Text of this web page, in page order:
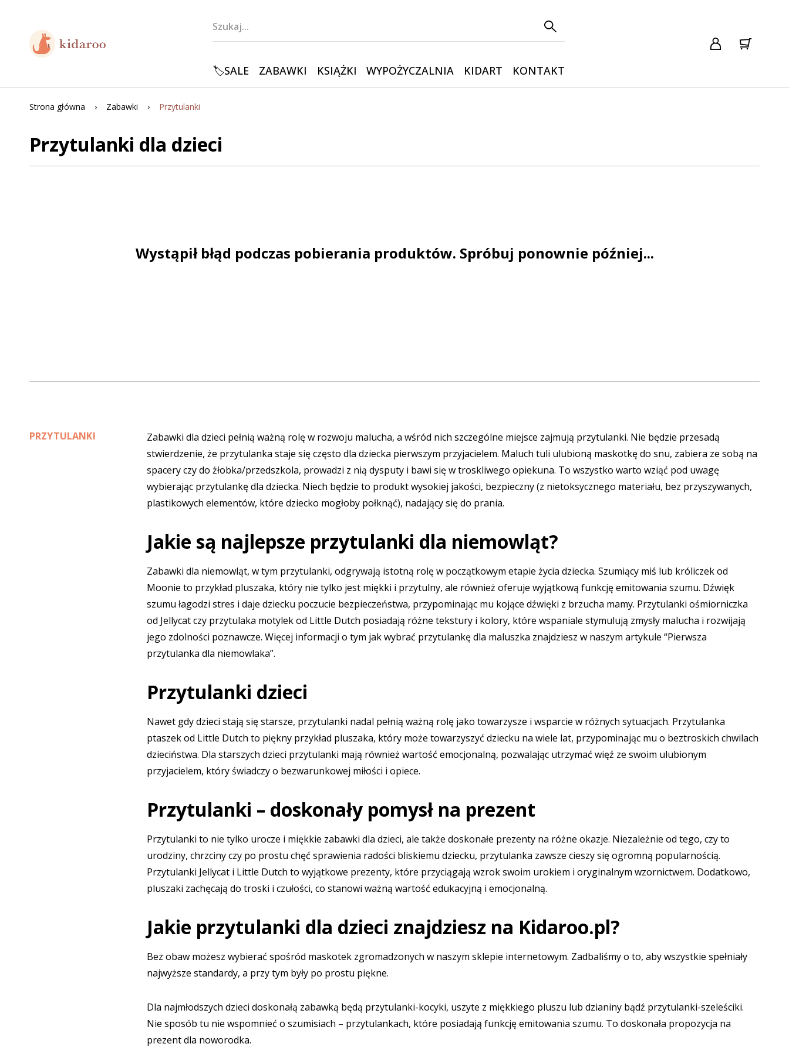
🏷️SALE ZABAWKI KSIĄŻKI WYPOŻYCZALNIA KIDART KONTAKT
Strona główna Zabawki Przytulanki
Przytulanki dla dzieci
Wystąpił błąd podczas pobierania produktów. Spróbuj ponownie później...
PRZYTULANKI Zabawki dla dzieci pełnią ważną rolę w rozwoju malucha, a wśród nich szczególne miejsce zajmują przytulanki. Nie będzie przesadą
stwierdzenie, że przytulanka staje się często dla dziecka pierwszym przyjacielem. Maluch tuli ulubioną maskotkę do snu, zabiera ze sobą na
spacery czy do żłobka/przedszkola, prowadzi z nią dysputy i bawi się w troskliwego opiekuna. To wszystko warto wziąć pod uwagę
wybierając przytulankę dla dziecka. Niech będzie to produkt wysokiej jakości, bezpieczny (z nietoksycznego materiału, bez przyszywanych,
plastikowych elementów, które dziecko mogłoby połknąć), nadający się do prania.
Jakie są najlepsze przytulanki dla niemowląt?
Zabawki dla niemowląt, w tym przytulanki, odgrywają istotną rolę w początkowym etapie życia dziecka. Szumiący miś lub króliczek od
Moonie to przykład pluszaka, który nie tylko jest miękki i przytulny, ale również oferuje wyjątkową funkcję emitowania szumu. Dźwięk
szumu łagodzi stres i daje dziecku poczucie bezpieczeństwa, przypominając mu kojące dźwięki z brzucha mamy. Przytulanki ośmiorniczka
od Jellycatczy przytulaka motylek od Little Dutch posiadają różne tekstury i kolory, które wspaniale stymulują zmysły malucha i rozwijają
jego zdolności poznawcze. Więcej informacji o tym jak wybrać przytulankę dla maluszka znajdziesz w naszym artykule “Pierwsza
przytulanka dla niemowlaka”.
Przytulanki dzieci
Nawet gdy dzieci stają się starsze, przytulanki nadal pełnią ważną rolę jako towarzysze i wsparcie w różnych sytuacjach. Przytulanka
ptaszek od Little Dutch to piękny przykład pluszaka, który może towarzyszyć dziecku na wiele lat, przypominając mu o beztroskich chwilach
dzieciństwa. Dla starszych dzieci przytulanki mają również wartość emocjonalną, pozwalając utrzymać więź ze swoim ulubionym
przyjacielem, który świadczy o bezwarunkowej miłości i opiece.
Przytulanki – doskonały pomysł na prezent
Przytulanki to nie tylko urocze i miękkie zabawki dla dzieci, ale także doskonałe prezenty na różne okazje. Niezależnie od tego, czy to
urodziny, chrzciny czy po prostu chęć sprawienia radości bliskiemu dziecku, przytulanka zawsze cieszy się ogromną popularnością.
Przytulanki Jellycat i Little Dutch to wyjątkowe prezenty, które przyciągają wzrok swoim urokiem i oryginalnym wzornictwem. Dodatkowo,
pluszaki zachęcają do troski i czułości, co stanowi ważną wartość edukacyjną i emocjonalną.
Jakie przytulanki dla dzieci znajdziesz na Kidaroo.pl?
Bez obaw możesz wybierać spośród maskotek zgromadzonych w naszym sklepie internetowym. Zadbaliśmy o to, aby wszystkie spełniały
najwyższe standardy, a przy tym były po prostu piękne.
Dla najmłodszych dzieci doskonałą zabawką będą przytulanki-kocyki, uszyte z miękkiego pluszu lub dzianiny bądź przytulanki-szeleściki.
Nie sposób tu nie wspomnieć o szumisiach – przytulankach, które posiadają funkcję emitowania szumu. To doskonała propozycja na
prezent dla noworodka.